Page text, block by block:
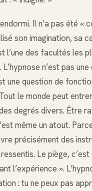
Il n’a pas été «
son imagination, sa
l’une des facultés les
n’est pas
une question de
le monde peut
degrés divers. Être
même un atout.
précisément des
Le piège,
l’expérience ».
: tu ne peux pas